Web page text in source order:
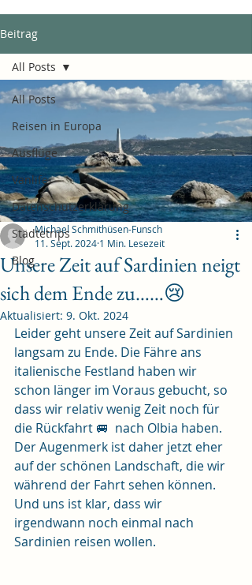
Beitrag
All Posts
Reisen in Europa
Ausflüge
Vanlife
Datenschutzerklärung
Städtetrips
Blog
All Posts
Unsere Zeit auf Sardinien neigt
sich dem Ende zu……😢
Michael Schmithüsen-Funsch
11. Sept. 2024 1 Min. Lesezeit
Aktualisiert: 9. Okt. 2024
Leider geht unsere Zeit auf Sardinien
langsam zu Ende. Die Fähre ans
italienische Festland haben wir
schon länger im Voraus gebucht, so
dass wir relativ wenig Zeit noch für
die Rückfahrt 🚐  nach Olbia haben.
Der Augenmerk ist daher jetzt eher
auf der schönen Landschaft, die wir
während der Fahrt sehen können.
Und uns ist klar, dass wir
irgendwann noch einmal nach
Sardinien reisen wollen.